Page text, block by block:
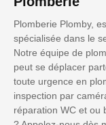
Plomberie Plomby,
spécialisée dans le
Notre équipe de
peut se déplacer
toute urgence en
inspection par
réparation WC et ou